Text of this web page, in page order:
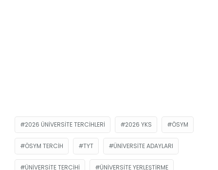
2026 ÜNIVERSITE TERCIHLERI 2026 YKS ÖSYM
ÖSYM TERCIH TYT ÜNIVERSITE ADAYLARI
ÜNIVERSITE TERCIHI ÜNIVERSITE YERLEŞTIRME